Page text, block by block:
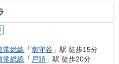
常総線 「南守谷 」駅 徒歩15分
常総線 「 戸頭 」駅 徒歩20分